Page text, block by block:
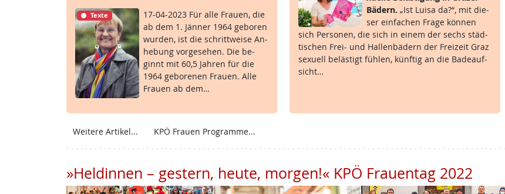
Texte
17-04-2023 Für al­le Frau­en, die
ab dem 1. Jän­ner 1964 ge­bo­ren
wur­den, ist die schritt­wei­se An­
he­bung vor­ge­se­hen. Die be­
ginnt mit 60,5 Jah­ren für die
1964 ge­bo­re­nen Frau­en. Al­le
Frau­en ab dem…
Bä­d­ern. „Ist Lui­sa da?“, mit die­
ser ein­fa­chen Fra­ge kön­nen
sich Per­so­nen, die sich in ei­nem der sechs städ­
ti­schen Frei- und Hal­len­bä­d­ern der Frei­zeit Graz
se­xu­ell be­läs­t­igt füh­len, künf­tig an die Ba­de­auf­
sicht…
Weitere Artikel... KPÖ Frauen Programme...
»Heldinnen – gestern, heute, morgen!« KPÖ Frauentag 2022